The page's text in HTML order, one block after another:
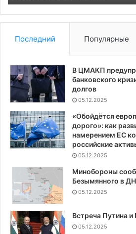
Последний Популярные
В ЦМАКП
банковского
долгов
05.12.2025
«Обойдётся
дорого»: как
намерением ЕС
российские
05.12.2025
Минобороны
Безымянного в
05.12.2025
Встреча Путина
05.12.2025